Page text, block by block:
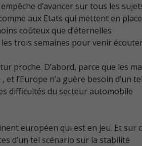
d’avancer sur tous les
aux Etats qui mettent en
coûteux que d’éternelles
trois semaines pour venir
proche. D’abord, parce que les
l’Europe n’a guère besoin d’un
difficultés du secteur automobile
européen qui est en jeu. Et sur
d’un tel scénario sur la stabilité